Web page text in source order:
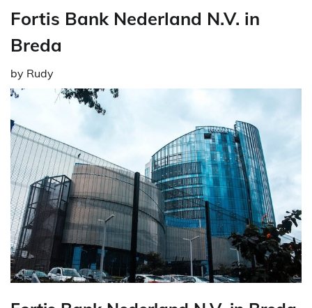
Fortis Bank Nederland N.V. in
Breda
by Rudy